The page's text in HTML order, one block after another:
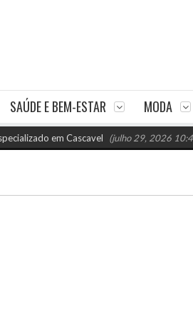
SAÚDE E BEM-ESTAR MODA
em Cascavel (julho 29, 2026 10:45 am)